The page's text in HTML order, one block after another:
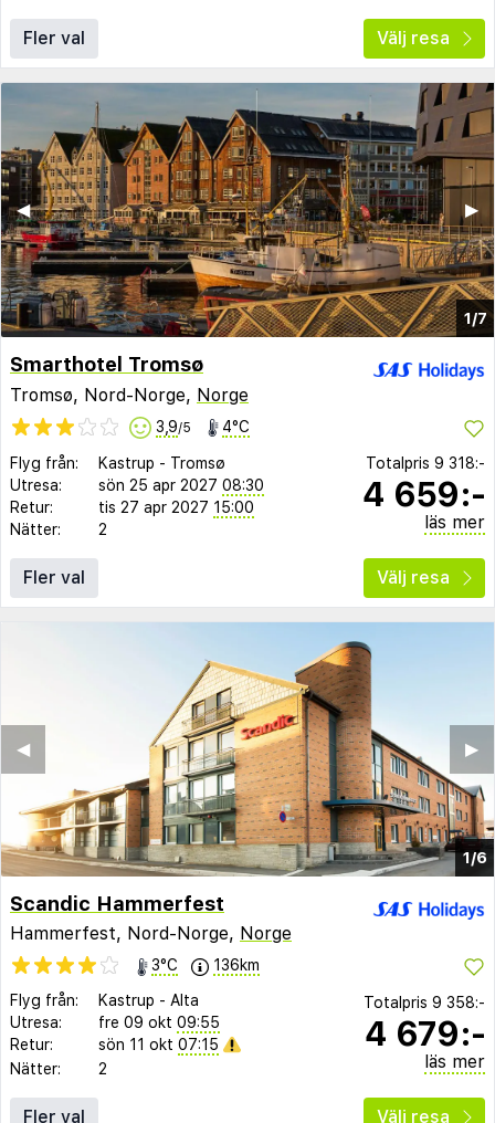
Fler val Välj resa
1/7
▶︎
◀︎
Smarthotel Tromsø
Tromsø, Nord-Norge, Norge
3,9/5 4°C
Flyg från: Kastrup - Tromsø
Utresa:
sön 25 apr 2027 08:30
Retur:
tis 27 apr 2027 15:00
Nätter:
2
Totalpris 9 318:-
4 659:-
läs mer
Fler val Välj resa
1/6
▶︎
◀︎
Scandic Hammerfest
Hammerfest, Nord-Norge, Norge
3°C
136km
Flyg från:
Kastrup - Alta
Utresa:
fre 09 okt 09:55
Retur:
sön 11 okt 07:15
Nätter:
2
Totalpris 9 358:-
4 679:-
läs mer
Fler val Välj resa